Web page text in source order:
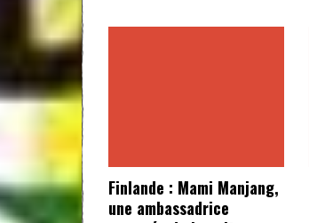
Finlande : Mami Manjang,
une ambassadrice